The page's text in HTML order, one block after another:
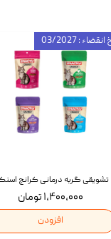
۱,۴۰۰,۰۰۰ تومان
افزودن
: 03/2027